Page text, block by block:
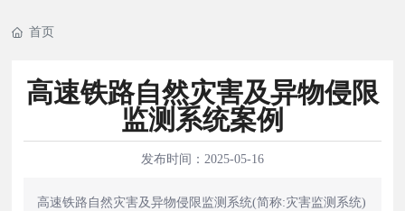
首页
高速铁路自然灾害及异物侵限
监测系统案例
发布时间： 2025-05-16
高速铁路自然灾害及异物侵限监测系统(简称:灾害监测系统)